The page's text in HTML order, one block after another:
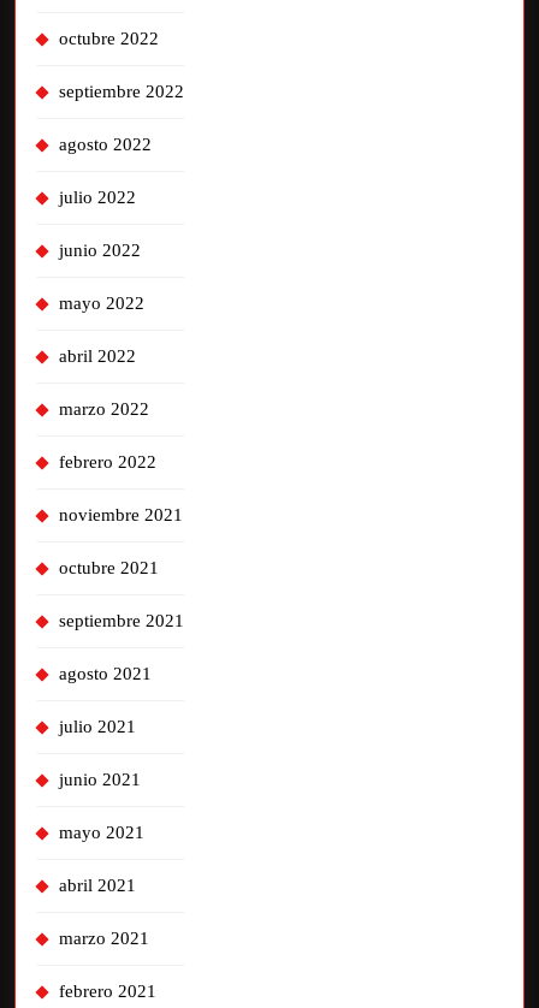
octubre 2022
septiembre 2022
agosto 2022
julio 2022
junio 2022
mayo 2022
abril 2022
marzo 2022
febrero 2022
noviembre 2021
octubre 2021
septiembre 2021
agosto 2021
julio 2021
junio 2021
mayo 2021
abril 2021
marzo 2021
febrero 2021